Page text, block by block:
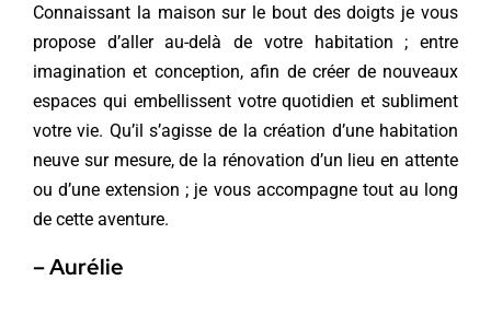
Connaissant la maison sur le bout des doigts je vous
propose d’aller au-delà de votre habitation ; entre
imagination et conception, afin de créer de nouveaux
espaces qui embellissent votre quotidien et subliment
votre vie. Qu’il s’agisse de la création d’une habitation
neuve sur mesure, de la rénovation d’un lieu en attente
ou d’une extension ; je vous accompagne tout au long
de cette aventure.
– Aurélie